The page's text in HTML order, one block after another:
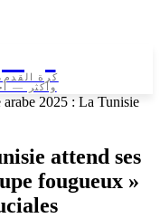
كرة
وأكثر —
arabe 2025 : La Tunisie
attend ses
fougueux »